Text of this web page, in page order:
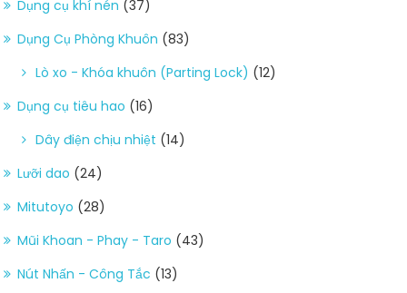
Dụng cụ khí nén (37)
Dụng Cụ Phòng Khuôn (83)
Lò xo - Khóa khuôn (Parting Lock) (12)
Dụng cụ tiêu hao (16)
Dây điện chịu nhiệt (14)
Lưỡi dao (24)
Mitutoyo (28)
Mũi Khoan - Phay - Taro (43)
Nút Nhấn - Công Tắc (13)